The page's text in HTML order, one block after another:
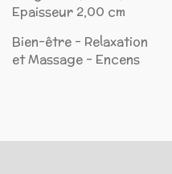
Epaisseur 2,00 cm
Bien-être - Relaxation
et Massage - Encens